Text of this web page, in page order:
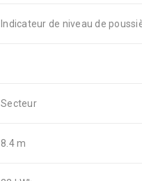
Indicateur de niveau de
Secteur
8.4 m